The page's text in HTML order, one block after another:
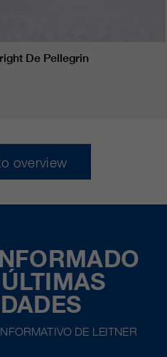
De Pellegrin
overview
DE LEITNER